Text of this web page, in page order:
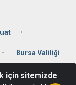
Bursa Valiliği
İznik / BURSA
için sitemizde